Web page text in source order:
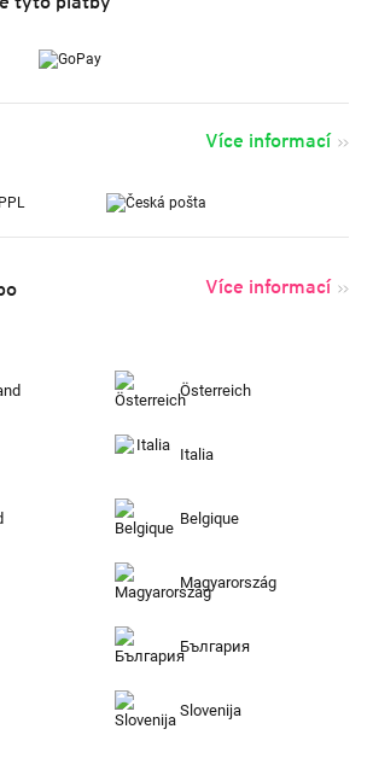
Více informací
Více informací
Österreich
Italia
Belgique
Magyarország
България
Slovenija